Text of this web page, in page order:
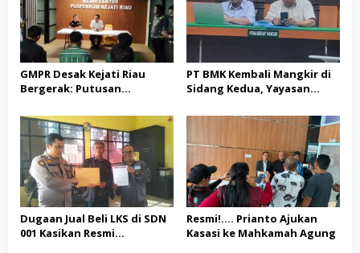
GMPR Desak Kejati Riau
Bergerak: Putusan
Miliar Ditelaah
Peruntukannya
PT BMK Kembali Mangkir di
Sidang Kedua, Yayasan
Hukum
Dugaan Jual Beli LKS di SDN
001 Kasikan Resmi
Resmi!…. Prianto Ajukan
Kasasi ke Mahkamah Agung